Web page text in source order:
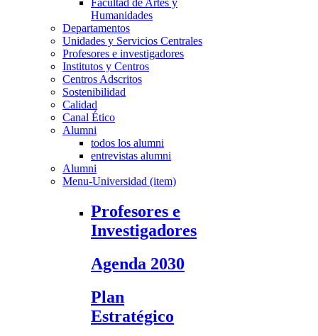
Facultad de Artes y
Humanidades
Departamentos
Unidades y Servicios Centrales
Profesores e investigadores
Institutos y Centros
Centros Adscritos
Sostenibilidad
Calidad
Canal Ético
Alumni
todos los alumni
entrevistas alumni
Alumni
Menu-Universidad (item)
Profesores e
Investigadores
Agenda 2030
Plan
Estratégico